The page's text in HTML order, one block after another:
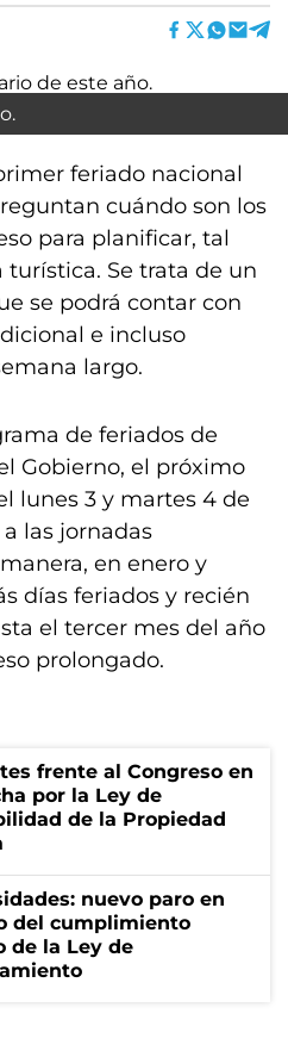
feriado nacional
cuándo son los
para planificar, tal
turística. Se trata de un
se podrá contar con
e incluso
largo.
de feriados de
Gobierno, el próximo
lunes 3 y martes 4 de
las jornadas
en enero y
días feriados y recién
el tercer mes del año
prolongado.
frente al Congreso en
por la Ley de
de la Propiedad
nuevo paro en
del cumplimiento
de la Ley de